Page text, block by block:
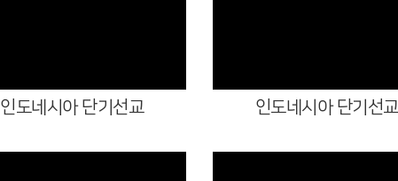
인도네시아 단기선교 인도네시아 단기선교